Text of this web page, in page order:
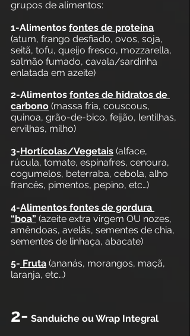
grupos de alimentos:
1-Alimentos fontes de proteína
(atum, frango desfiado, ovos, soja,
seitã, tofu, queijo fresco, mozzarella,
salmão fumado, cavala/sardinha
enlatada em azeite)
2-Alimentos fontes de hidratos de
carbono (massa fria, couscous,
quinoa, grão-de-bico, feijão, lentilhas,
ervilhas, milho)
3-Hortícolas/Vegetais (alface,
rúcula, tomate, espinafres, cenoura,
cogumelos, beterraba, cebola, alho
francês, pimentos, pepino, etc…)
4-Alimentos fontes de gordura
“boa” (azeite extra virgem OU nozes,
amêndoas, avelãs, sementes de chia,
sementes de linhaça, abacate)
5- Fruta (ananás, morangos, maçã,
laranja, etc…)
2- Sanduiche ou Wrap Integral